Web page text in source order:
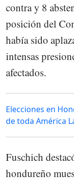
contra y 8
posición del
había sido
intensas
afectados.
Elecciones en
de toda América
Fuschich
hondureño